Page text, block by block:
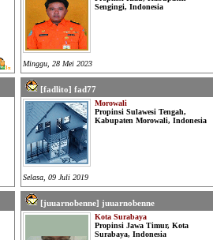
3x
Sengingi, Indonesia
Minggu, 28 Mei 2023
[fadlito] fad77
Morowali
Propinsi Sulawesi Tengah,
Kabupaten Morowali, Indonesia
Selasa, 09 Juli 2019
[juuarnobenne] juuarnobenne
Kota Surabaya
Propinsi Jawa Timur, Kota
Surabaya, Indonesia